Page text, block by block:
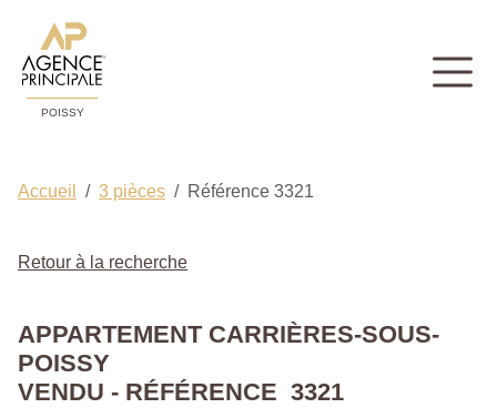
POISSY
Accueil 3 pièces Référence 3321
Retour à la recherche
APPARTEMENT CARRIÈRES-SOUS-
POISSY
VENDU - RÉFÉRENCE 3321